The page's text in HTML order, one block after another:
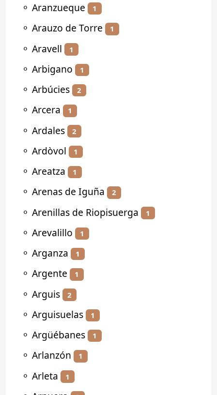
⚬ Aranzueque 1
⚬ Arauzo de Torre 1
⚬ Aravell 1
⚬ Arbigano 1
⚬ Arbúcies 2
⚬ Arcera 1
⚬ Ardales 2
⚬ Ardòvol 1
⚬ Areatza 1
⚬ Arenas de Iguña 2
⚬ Arenillas de Riopisuerga 1
⚬ Arevalillo 1
⚬ Arganza 1
⚬ Argente 1
⚬ Arguis 2
⚬ Arguisuelas 1
⚬ Argüébanes 1
⚬ Arlanzón 1
⚬ Arleta 1